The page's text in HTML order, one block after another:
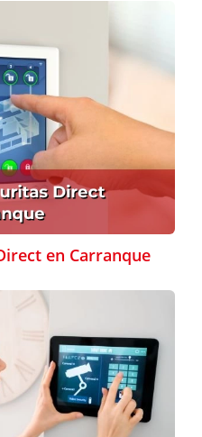
en Carranque